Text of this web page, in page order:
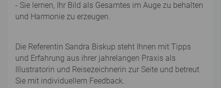
- Sie lernen, Ihr Bild als Gesamtes im Auge zu behalten
und Harmonie zu erzeugen.
Die Referentin Sandra Biskup steht Ihnen mit Tipps
und Erfahrung aus ihrer jahrelangen Praxis als
Illustratorin und Reisezeichnerin zur Seite und betreut
Sie mit individuellem Feedback.